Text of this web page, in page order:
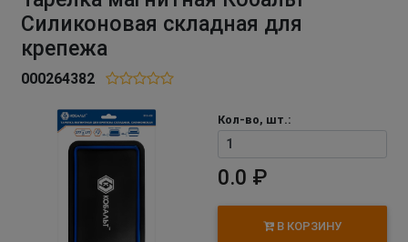
Силиконовая складная для
крепежа
000264382
Кол-во, шт.:
0.0 ₽
В КОРЗИНУ